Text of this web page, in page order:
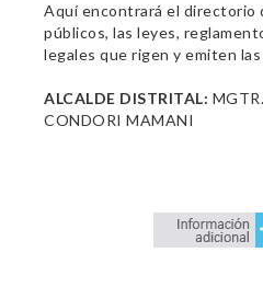
Aquí encontrará el directorio
públicos, las leyes,
legales que rigen y emiten
ALCALDE DISTRITAL:
CONDORI MAMANI